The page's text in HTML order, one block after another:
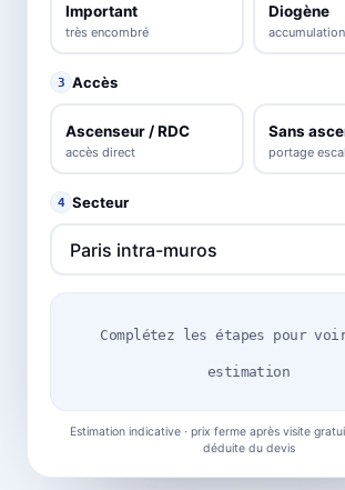
Important
très encombré
Diogène
accumulation
3 Accès
Ascenseur / RDC
accès direct
Sans
portage
4 Secteur
Complétez les étapes pour
estimation
Estimation indicative · prix ferme après visite
déduite du devis